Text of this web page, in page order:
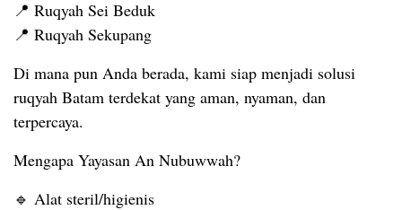
📍 Ruqyah Sei Beduk
📍 Ruqyah Sekupang
Di mana pun Anda berada, kami siap menjadi solusi
ruqyah Batam terdekat yang aman, nyaman, dan
terpercaya.
Mengapa Yayasan An Nubuwwah?
🔹 Alat steril/higienis